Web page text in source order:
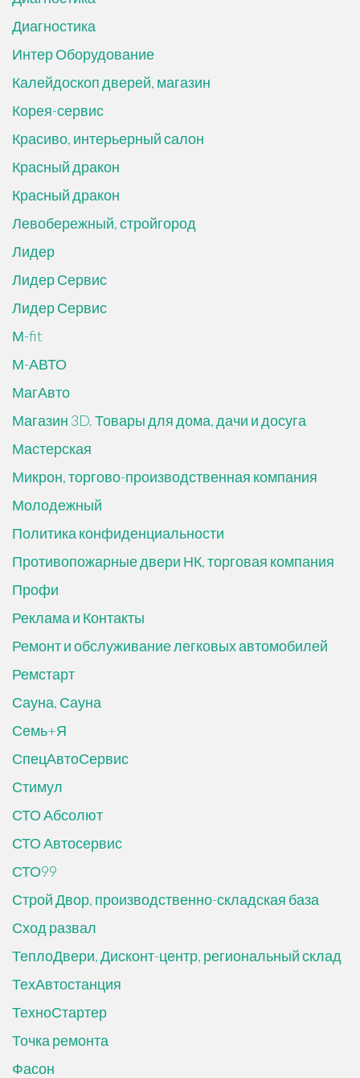
Диагностика
Интер Оборудование
Калейдоскоп дверей, магазин
Корея-сервис
Красиво, интерьерный салон
Красный дракон
Красный дракон
Левобережный, стройгород
Лидер
Лидер Сервис
Лидер Сервис
М-fit
М-АВТО
МагАвто
Магазин 3D. Товары для дома, дачи и досуга
Мастерская
Микрон, торгово-производственная компания
Молодежный
Политика конфиденциальности
Противопожарные двери НК, торговая компания
Профи
Реклама и Контакты
Ремонт и обслуживание легковых автомобилей
Ремстарт
Сауна, Сауна
Семь+Я
СпецАвтоСервис
Стимул
СТО Абсолют
СТО Автосервис
СТО99
Строй Двор, производственно-складская база
Сход развал
ТеплоДвери, Дисконт-центр, региональный склад
ТехАвтостанция
ТехноСтартер
Точка ремонта
Фасон